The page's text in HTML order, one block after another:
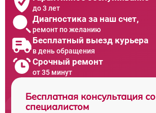
до 3 лет
Диагностика за наш счет,
ремонт по желанию
Бесплатный выезд курьера
в день обращения
Срочный ремонт
от 35 минут
Бесплатная консультация со
специалистом